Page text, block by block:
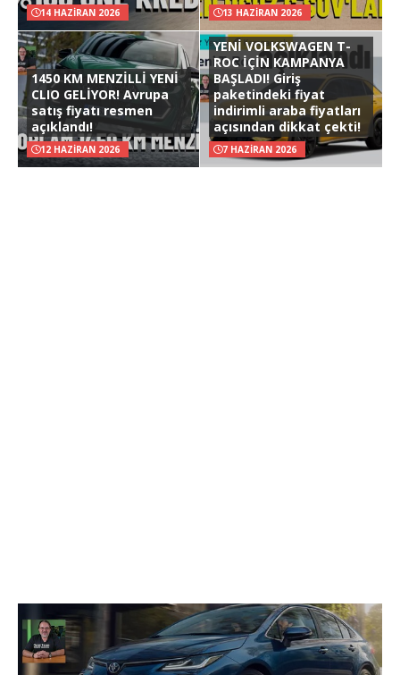
14 HAZIRAN 2026 13 HAZIRAN 2026
1450 KM MENZİLLİ YENİ
CLIO GELİYOR! Avrupa
satış fiyatı resmen
açıklandı!
12 HAZIRAN 2026
YENİ VOLKSWAGEN T-
ROC İÇİN KAMPANYA
BAŞLADI! Giriş
paketindeki fiyat
indirimli araba fiyatları
açısından dikkat çekti!
7 HAZIRAN 2026